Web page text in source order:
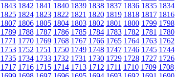
1843 1842 1841 1840 1839 1838 1837 1836 1835 1834
1825 1824 1823 1822 1821 1820 1819 1818 1817 1816
1807 1806 1805 1804 1803 1802 1801 1800 1799 1798
1789 1788 1787 1786 1785 1784 1783 1782 1781 1780
1771 1770 1769 1768 1767 1766 1765 1764 1763 1762
1753 1752 1751 1750 1749 1748 1747 1746 1745 1744
1735 1734 1733 1732 1731 1730 1729 1728 1727 1726
1717 1716 1715 1714 1713 1712 1711 1710 1709 1708